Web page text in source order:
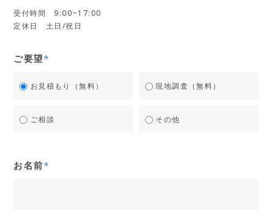
受付時間 9:00~17:00
定休日 土日/祝日
ご要望*
お見積もり（無料） 現地調査（無料）
ご相談 その他
お名前*